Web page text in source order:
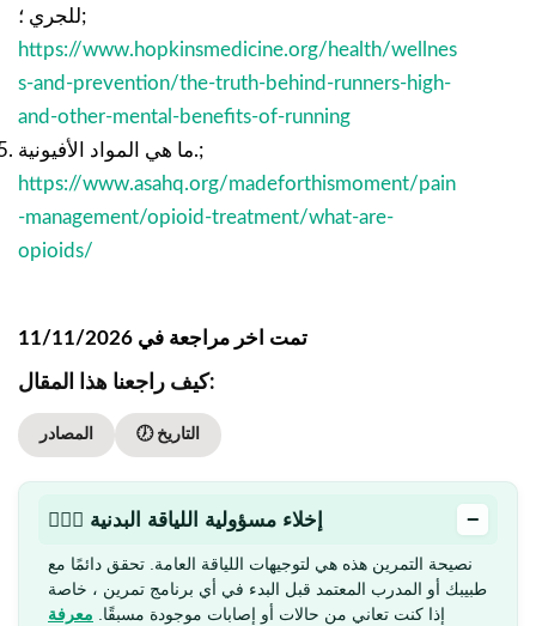
للجري ؛;
https://www.hopkinsmedicine.org/health/wellnes
s-and-prevention/the-truth-behind-runners-high-
and-other-mental-benefits-of-running
ما هي المواد الأفيونية.;
https://www.asahq.org/madeforthismoment/pain
-management/opioid-treatment/what-are-
opioids/
تمت اخر مراجعة في 11/11/2026
كيف راجعنا هذا المقال:
المصادر 🕖 التاريخ
🏋🏻‍♂️ إخلاء مسؤولية اللياقة البدنية −
نصيحة التمرين هذه هي لتوجيهات اللياقة العامة. تحقق دائمًا مع
طبيبك أو المدرب المعتمد قبل البدء في أي برنامج تمرين ، خاصة
إذا كنت تعاني من حالات أو إصابات موجودة مسبقًا. معرفة